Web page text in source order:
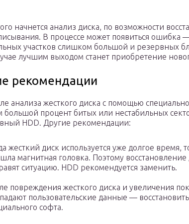
начнется анализ диска, по возможности
В процессе может появиться ошибка
участков слишком большой и резервных
лучшим выходом станет приобретение
рекомендации
анализа жесткого диска с помощью
процент битых или нестабильных
HDD. Другие рекомендации:
жесткий диск используется уже долгое время,
магнитная головка. Поэтому восстановление
ситуацию. HDD рекомендуется заменить.
повреждения жесткого диска и увеличения
пользовательские данные —
софта.